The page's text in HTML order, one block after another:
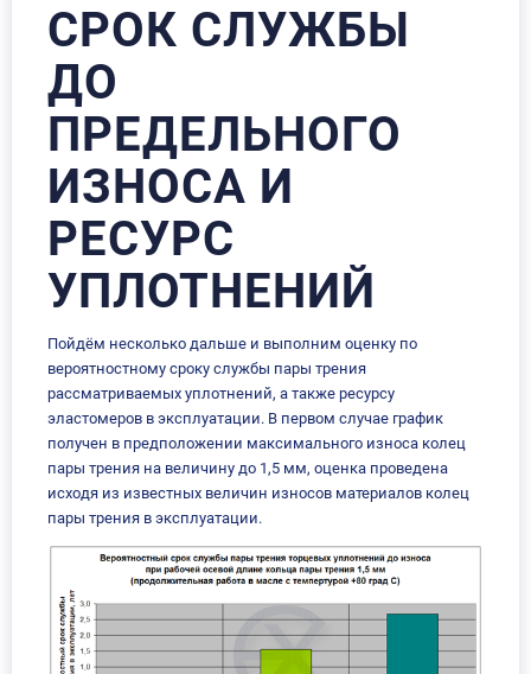
СРОК СЛУЖБЫ
ДО
ПРЕДЕЛЬНОГО
ИЗНОСА И
РЕСУРС
УПЛОТНЕНИЙ
Пойдём несколько дальше и выполним оценку по
вероятностному сроку службы пары трения
рассматриваемых уплотнений, а также ресурсу
эластомеров в эксплуатации. В первом случае график
получен в предположении максимального износа колец
пары трения на величину до 1,5 мм, оценка проведена
исходя из известных величин износов материалов колец
пары трения в эксплуатации.